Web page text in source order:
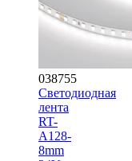
038755
Светодиодная
лента
RT-
A128-
8mm